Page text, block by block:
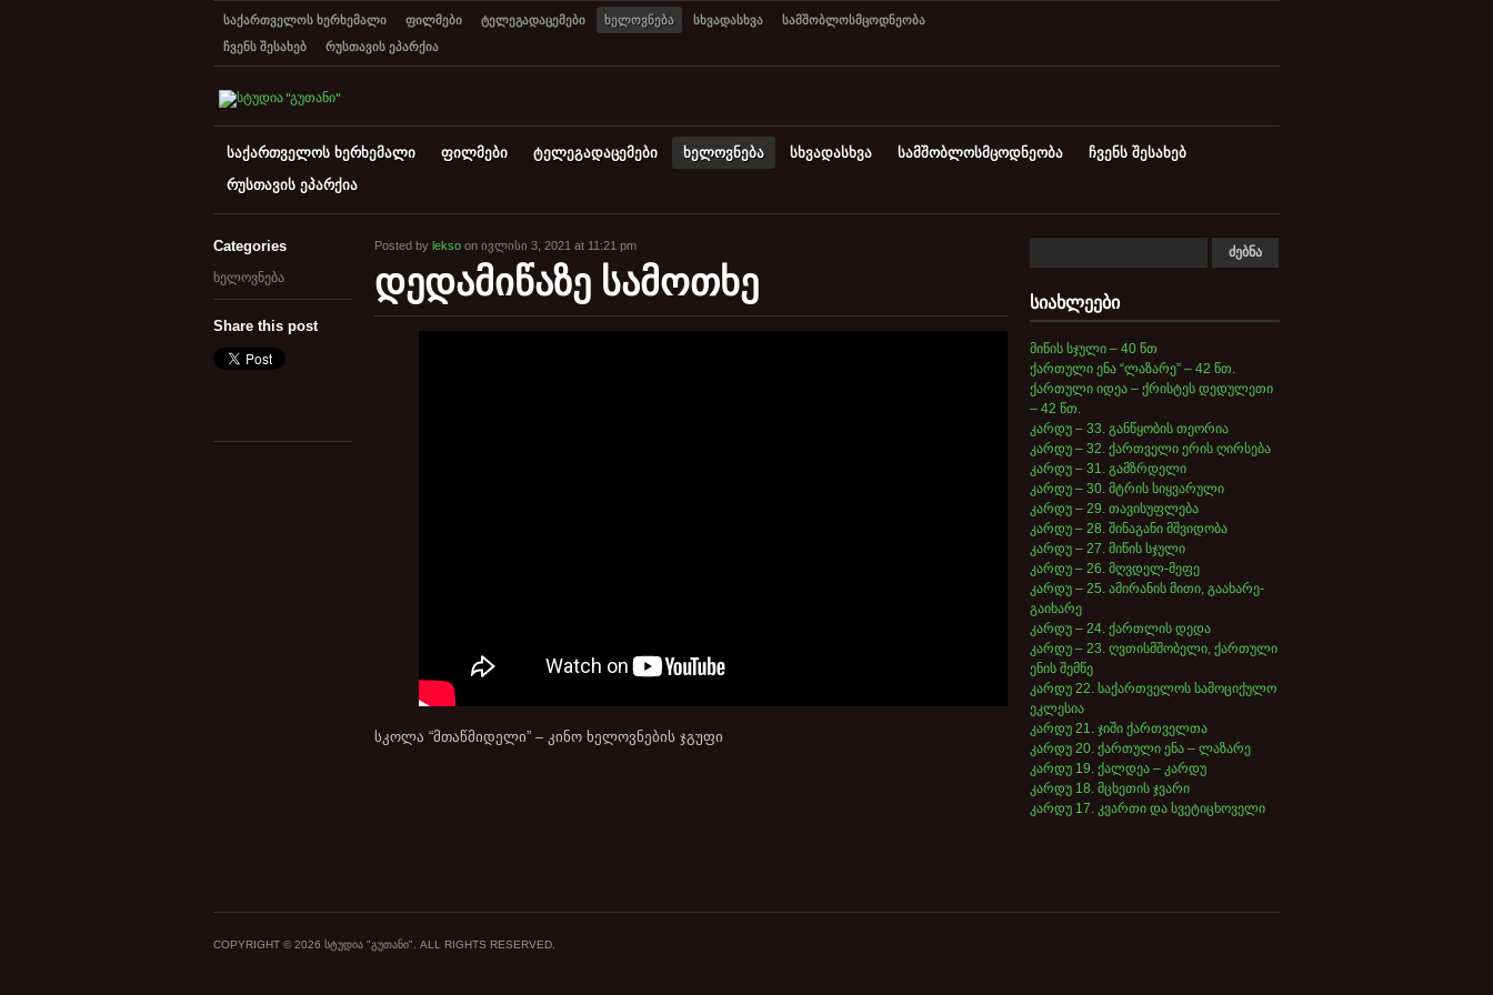
საქართველოს ხერხემალი ფილმები ტელეგადაცემები ხელოვნება სხვადასხვა
სამშობლოსმცოდნეობა
ჩვენს შესახებ
რუსთავის ეპარქია
საქართველოს ხერხემალი ფილმები ტელეგადაცემები ხელოვნება სხვადასხვა სამშობლოსმცოდნეობა
ჩვენს შესახებ
რუსთავის ეპარქია
Categories
ხელოვნება
Share this post
Posted by lekso on ივლისი 3, 2021 at 11:21 pm
დედამიწაზე სამოთხე
სკოლა “მთაწმიდელი” – კინო ხელოვნების ჯგუფი
სიახლეები
მიწის სჯული – 40 წთ
ქართული ენა “ლაზარე” – 42 წთ.
ქართული იდეა – ქრისტეს დედულეთი
– 42 წთ.
კარდუ – 33. განწყობის თეორია
კარდუ – 32. ქართველი ერის ღირსება
კარდუ – 31. გამზრდელი
კარდუ – 30. მტრის სიყვარული
კარდუ – 29. თავისუფლება
კარდუ – 28. შინაგანი მშვიდობა
კარდუ – 27. მიწის სჯული
კარდუ – 26. მღვდელ-მეფე
კარდუ – 25. ამირანის მითი, გაახარე-
გაიხარე
კარდუ – 24. ქართლის დედა
კარდუ – 23. ღვთისმშობელი, ქართული
ენის შემწე
კარდუ 22. საქართველოს სამოციქულო
ეკლესია
კარდუ 21. ჯიში ქართველთა
კარდუ 20. ქართული ენა – ლაზარე
კარდუ 19. ქალდეა – კარდუ
კარდუ 18. მცხეთის ჯვარი
კარდუ 17. კვართი და სვეტიცხოველი
COPYRIGHT © 2026 ᲡᲢᲣᲓᲘᲐ "ᲒᲣᲗᲐᲜᲘ". ALL RIGHTS RESERVED.